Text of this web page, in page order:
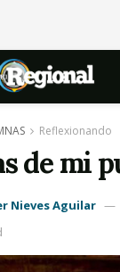
Reflexionando
de mi
Nieves Aguilar